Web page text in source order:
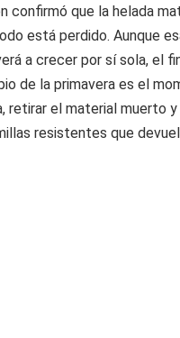
confirmó que la helada
está perdido. Aunque
a crecer por sí sola, el
de la primavera es el
retirar el material muerto y
resistentes que